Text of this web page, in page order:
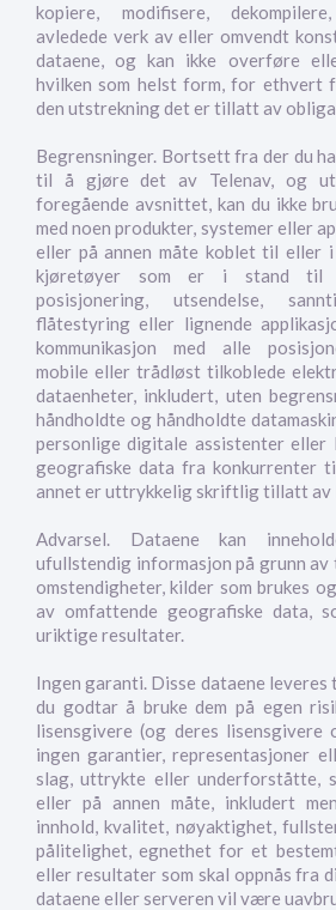
kopiere, modifisere,
avledede verk av eller omvendt
dataene, og kan ikke overføre
hvilken som helst form, for ethvert
den utstrekning det er tillatt av
Begrensninger. Bortsett fra der du
til å gjøre det av Telenav, og
foregående avsnittet, kan du ikke
med noen produkter, systemer eller
eller på annen måte koblet til eller i
kjøretøyer som er i stand til
posisjonering, utsendelse,
flåtestyring eller lignende
kommunikasjon med alle
mobile eller trådløst tilkoblede
dataenheter, inkludert, uten
håndholdte og håndholdte
personlige digitale assistenter eller
geografiske data fra konkurrenter
annet er uttrykkelig skriftlig tillatt av
Advarsel. Dataene kan
ufullstendig informasjon på grunn av
omstendigheter, kilder som brukes
av omfattende geografiske data,
uriktige resultater.
Ingen garanti. Disse dataene leveres
du godtar å bruke dem på egen
lisensgivere (og deres
ingen garantier, representasjoner
slag, uttrykte eller underforståtte,
eller på annen måte, inkludert
innhold, kvalitet, nøyaktighet,
pålitelighet, egnethet for et
eller resultater som skal oppnås fra
dataene eller serveren vil være